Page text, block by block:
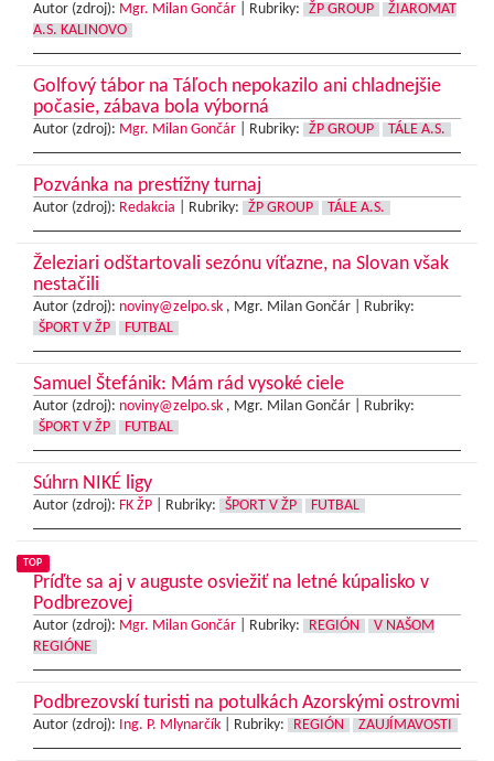
Autor (zdroj): Mgr. Milan Gončár Rubriky: ŽP GROUP
ŽIAROMAT
A.S. KALINOVO
Golfový tábor na Táľoch nepokazilo ani chladnejšie
počasie, zábava bola výborná
Autor (zdroj): Mgr. Milan Gončár Rubriky: ŽP GROUP TÁLE A.S.
Pozvánka na prestížny turnaj
Autor (zdroj): Redakcia Rubriky: ŽP GROUP TÁLE A.S.
Železiari odštartovali sezónu víťazne, na Slovan však
nestačili
Autor (zdroj): noviny@zelpo.sk , Mgr. Milan Gončár |
Rubriky:
ŠPORT V ŽP
FUTBAL
Samuel Štefánik: Mám rád vysoké ciele
Autor (zdroj): noviny@zelpo.sk , Mgr. Milan Gončár |
Rubriky:
ŠPORT V ŽP
FUTBAL
Súhrn NIKÉ ligy
Autor (zdroj): FK ŽP Rubriky: ŠPORT V ŽP FUTBAL
TOP
Príďte sa aj v auguste osviežiť na letné kúpalisko v
Podbrezovej
Autor (zdroj): Mgr. Milan Gončár Rubriky: REGIÓN
V NAŠOM
REGIÓNE
Podbrezovskí turisti na potulkách Azorskými ostrovmi
Autor (zdroj): Ing. P. Mlynarčík Rubriky: REGIÓN ZAUJÍMAVOSTI